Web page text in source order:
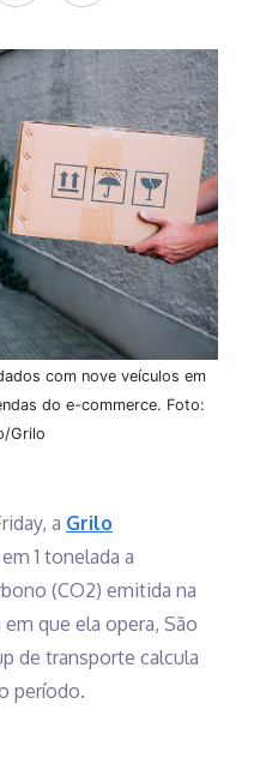
com nove veículos em
do e-commerce. Foto:
Grilo
a Grilo
1 tonelada a
(CO2) emitida na
que ela opera, São
de transporte calcula
período.